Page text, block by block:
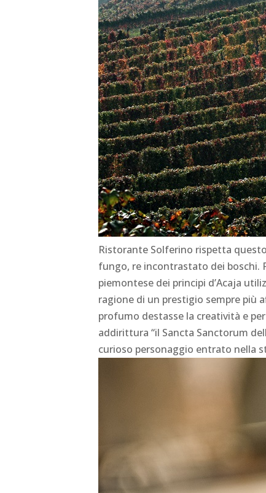
Ristorante Solferino rispetta
fungo, re incontrastato dei boschi.
piemontese dei principi d’Acaja
ragione di un prestigio sempre più
profumo destasse la creatività e
addirittura “il Sancta Sanctorum
curioso personaggio entrato nella